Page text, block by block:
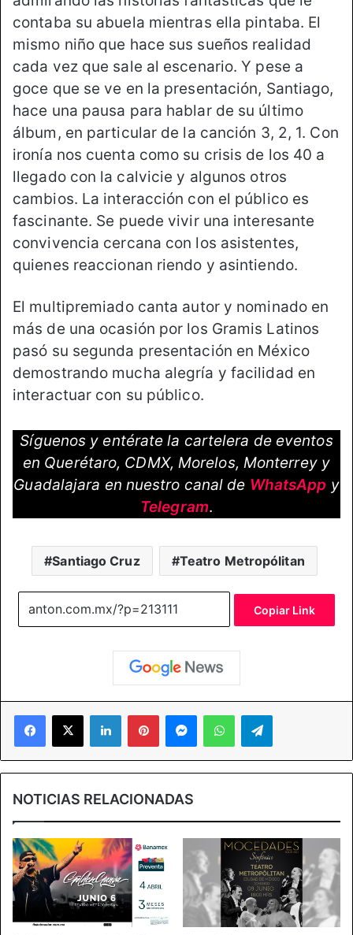
contaba su abuela mientras ella pintaba. El
mismo niño que hace sus sueños realidad
cada vez que sale al escenario. Y pese a
goce que se ve en la presentación, Santiago,
hace una pausa para hablar de su último
álbum, en particular de la canción 3, 2, 1. Con
ironía nos cuenta como su crisis de los 40 a
llegado con la calvicie y algunos otros
cambios. La interacción con el público es
fascinante. Se puede vivir una interesante
convivencia cercana con los asistentes,
quienes reaccionan riendo y asintiendo.
El multipremiado canta autor y nominado en
más de una ocasión por los Gramis Latinos
pasó su segunda presentación en México
demostrando mucha alegría y facilidad en
interactuar con su público.
Síguenos y entérate la cartelera de eventos
en Querétaro, CDMX, Morelos, Monterrey y
Guadalajara en nuestro canal de WhatsApp y
Telegram.
Santiago Cruz Teatro Metropólitan
Copiar Link
Facebook
X LinkedInPinterestMessengerWhatsAppTelegram
NOTICIAS RELACIONADAS